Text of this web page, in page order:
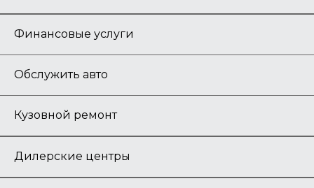
Финансовые услуги
Обслужить авто
Кузовной ремонт
Дилерские центры